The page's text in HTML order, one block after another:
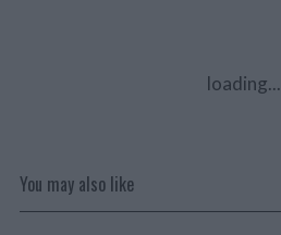
loading...
You may also like